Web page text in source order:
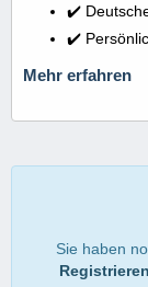
✔️
✔️
Mehr erfahren
Sie haben